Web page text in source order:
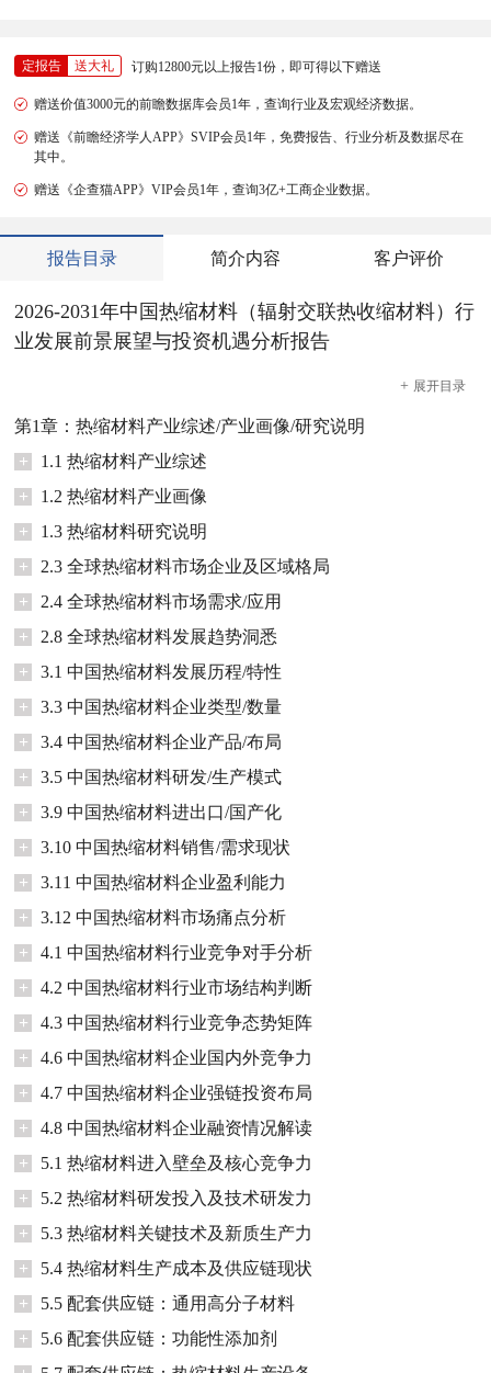
定报告 送大礼 订购12800元以上报告1份，即可得以下赠送
赠送价值3000元的前瞻数据库会员1年，查询行业及宏观经济数据。
赠送《前瞻经济学人APP》SVIP会员1年，免费报告、行业分析及数据尽在
其中。
赠送《企查猫APP》VIP会员1年，查询3亿+工商企业数据。
报告目录 简介内容 客户评价
2026-2031年中国热缩材料（辐射交联热收缩材料）行
业发展前景展望与投资机遇分析报告
+ 展开目录
第1章：热缩材料产业综述/产业画像/研究说明
+
1.1 热缩材料产业综述
+
1.2 热缩材料产业画像
+
1.3 热缩材料研究说明
+
2.3 全球热缩材料市场企业及区域格局
+
2.4 全球热缩材料市场需求/应用
+
2.8 全球热缩材料发展趋势洞悉
+
3.1 中国热缩材料发展历程/特性
+
3.3 中国热缩材料企业类型/数量
+
3.4 中国热缩材料企业产品/布局
+
3.5 中国热缩材料研发/生产模式
+
3.9 中国热缩材料进出口/国产化
+
3.10 中国热缩材料销售/需求现状
+
3.11 中国热缩材料企业盈利能力
+
3.12 中国热缩材料市场痛点分析
+
4.1 中国热缩材料行业竞争对手分析
+
4.2 中国热缩材料行业市场结构判断
+
4.3 中国热缩材料行业竞争态势矩阵
+
4.6 中国热缩材料企业国内外竞争力
+
4.7 中国热缩材料企业强链投资布局
+
4.8 中国热缩材料企业融资情况解读
+
5.1 热缩材料进入壁垒及核心竞争力
+
5.2 热缩材料研发投入及技术研发力
+
5.3 热缩材料关键技术及新质生产力
+
5.4 热缩材料生产成本及供应链现状
+
5.5 配套供应链：通用高分子材料
+
5.6 配套供应链：功能性添加剂